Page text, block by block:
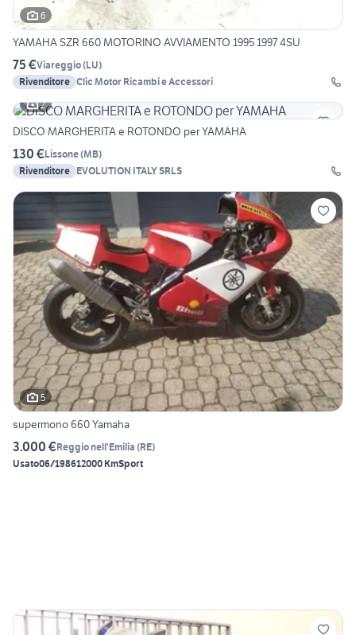
6
YAMAHA SZR 660 MOTORINO AVVIAMENTO 1995 1997 4SU
75 €Viareggio(LU)
Rivenditore Clic Motor Ricambi e Accessori
2
DISCO MARGHERITA e ROTONDO per YAMAHA
130 €Lissone(MB)
Rivenditore EVOLUTION ITALY SRLS
5
supermono 660 Yamaha
3.000 €Reggio nell'Emilia (RE)
Usato06/198612000 KmSport